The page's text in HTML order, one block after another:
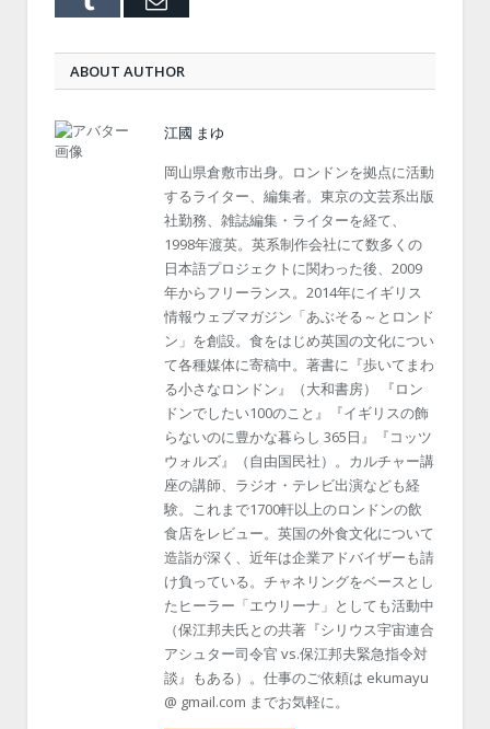
ABOUT AUTHOR
江國 まゆ
岡山県倉敷市出身。ロンドンを拠点に活動
するライター、編集者。東京の文芸系出版
社勤務、雑誌編集・ライターを経て、
1998年渡英。英系制作会社にて数多くの
日本語プロジェクトに関わった後、2009
年からフリーランス。2014年にイギリス
情報ウェブマガジン「あぶそる～とロンド
ン」を創設。食をはじめ英国の文化につい
て各種媒体に寄稿中。著書に『歩いてまわ
る小さなロンドン』（大和書房） 『ロン
ドンでしたい100のこと』『イギリスの飾
らないのに豊かな暮らし 365日』『コッツ
ウォルズ』（自由国民社）。カルチャー講
座の講師、ラジオ・テレビ出演なども経
験。これまで1700軒以上のロンドンの飲
食店をレビュー。英国の外食文化について
造詣が深く、近年は企業アドバイザーも請
け負っている。チャネリングをベースとし
たヒーラー「エウリーナ」としても活動中
（保江邦夫氏との共著『シリウス宇宙連合
アシュター司令官 vs.保江邦夫緊急指令対
談』もある）。仕事のご依頼は ekumayu
@ gmail.com までお気軽に。